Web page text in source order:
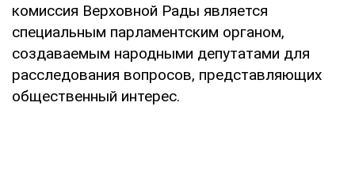
комиссия Верховной Рады является
специальным парламентским органом,
создаваемым народными депутатами для
расследования вопросов, представляющих
общественный интерес.